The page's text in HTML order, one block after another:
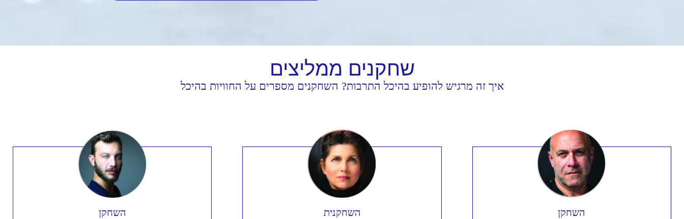
שחקנים ממליצים
איך זה מרגיש להופיע בהיכל התרבות? השחקנים מספרים על החוויות בהיכל
השחקן
השחקנית
השחקן